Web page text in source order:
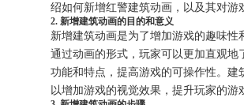
绍如何新增红警建筑动画，以及其对游
2. 新增建筑动画的目的和意义
新增建筑动画是为了增加游戏的趣味性
通过动画的形式，玩家可以更加直观地
功能和特点，提高游戏的可操作性。建
以增加游戏的视觉效果，提升玩家的游